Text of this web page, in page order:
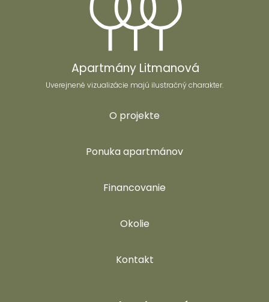
Apartmány Litmanová
Uverejnené vizualizácie majú ilustračný charakter.
O projekte
Ponuka apartmánov
Financovanie
Okolie
Kontakt